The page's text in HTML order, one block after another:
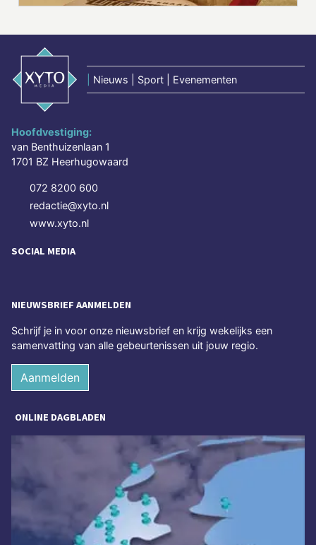
Nieuws | Sport | Evenementen
Hoofdvestiging:
van Benthuizenlaan 1
1701 BZ Heerhugowaard
072 8200 600
redactie@xyto.nl
www.xyto.nl
SOCIAL MEDIA
NIEUWSBRIEF AANMELDEN
Schrijf je in voor onze nieuwsbrief en krijg wekelijks een
samenvatting van alle gebeurtenissen uit jouw regio.
Aanmelden
ONLINE DAGBLADEN